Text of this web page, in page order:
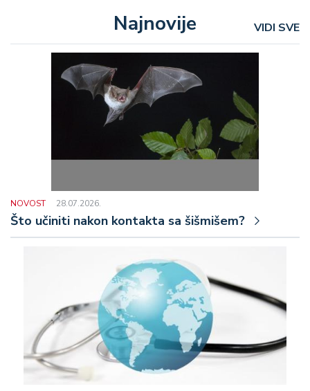
Najnovije VIDI SVE
NOVOST 28.07.2026.
Što učiniti nakon kontakta sa šišmišem?